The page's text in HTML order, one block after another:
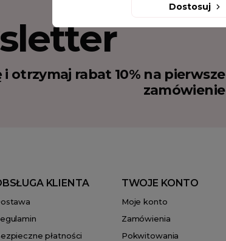
i otrzymaj rabat 10% na pierwsze
zamówienie
KLIENTA
płatności
TWOJE KONTO
Moje konto
Zamówienia
Pokwitowania
Dostosuj